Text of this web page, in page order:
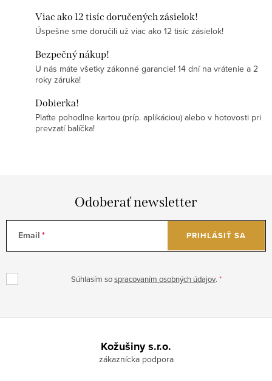
Viac ako 12 tisíc doručených zásielok!
Úspešne sme doručili už viac ako 12 tisíc zásielok!
Bezpečný nákup!
U nás máte všetky zákonné garancie! 14 dní na vrátenie a 2
roky záruka!
Dobierka!
Plaťte pohodlne kartou (príp. aplikáciou) alebo v hotovosti pri
prevzatí balíčka!
Odoberať newsletter
Email
Súhlasím sospracovaním osobných údajov.
PRIHLÁSIŤ SA
Kožušiny s.r.o.